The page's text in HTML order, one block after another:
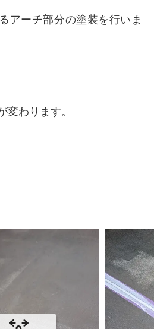
アーチ部分の塗装を行いま
変わります。